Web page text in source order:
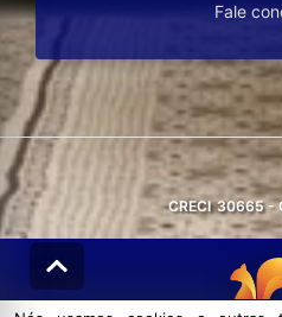
Fale
CRECI 30665 -